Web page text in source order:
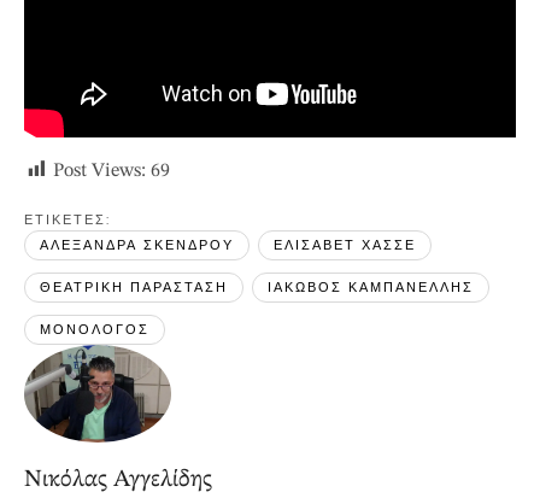
Post Views: 69
ΕΤΙΚΕΤΕΣ:
ΑΛΕΞΑΝΔΡΑ ΣΚΕΝΔΡΟΥ
ΕΛΙΣΑΒΕΤ ΧΑΣΣΕ
ΘΕΑΤΡΙΚΗ ΠΑΡΑΣΤΑΣΗ ΙΑΚΩΒΟΣ ΚΑΜΠΑΝΕΛΛΗΣ
ΜΟΝΟΛΟΓΟΣ
Νικόλας Αγγελίδης